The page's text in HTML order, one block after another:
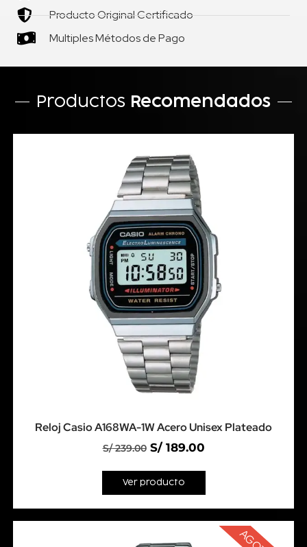
Producto Original Certificado
Multiples Métodos de Pago
Productos Recomendados
Reloj Casio A168WA-1W Acero Unisex Plateado
S/239.00 S/189.00
Ver producto